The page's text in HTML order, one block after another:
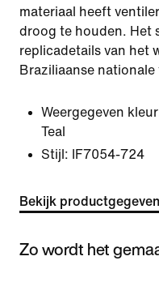
materiaal heeft
droog te houden. Het
replicadetails van het
Braziliaanse nationale
Weergegeven
Teal
Stijl:
IF7054-724
Bekijk
Zo wordt het